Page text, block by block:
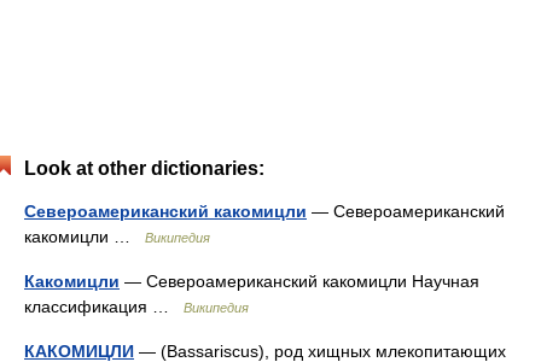
Look at other dictionaries:
Североамериканский какомицли — Североамериканский
какомицли …
Википедия
Какомицли — Североамериканский какомицли Научная
классификация …
Википедия
КАКОМИЦЛИ — (Bassariscus), род хищных млекопитающих